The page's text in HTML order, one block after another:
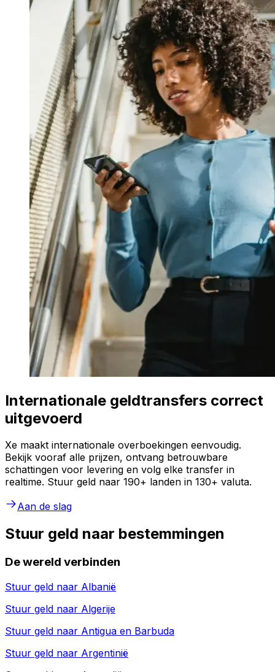
Internationale geldtransfers correct
uitgevoerd
Xe maakt internationale overboekingen eenvoudig.
Bekijk vooraf alle prijzen, ontvang betrouwbare
schattingen voor levering en volg elke transfer in
realtime. Stuur geld naar 190+ landen in 130+ valuta.
Aan de slag
Stuur geld naar bestemmingen
De wereld verbinden
Stuur geld naar Albanië
Stuur geld naar Algerije
Stuur geld naar Antigua en Barbuda
Stuur geld naar Argentinië